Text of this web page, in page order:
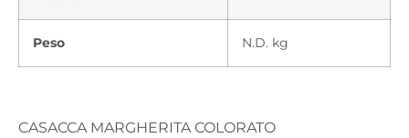
Peso N.D. kg
CASACCA MARGHERITA COLORATO